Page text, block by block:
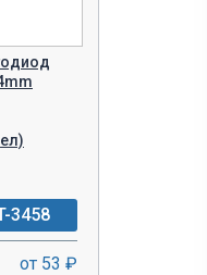
3458
от 53 ₽